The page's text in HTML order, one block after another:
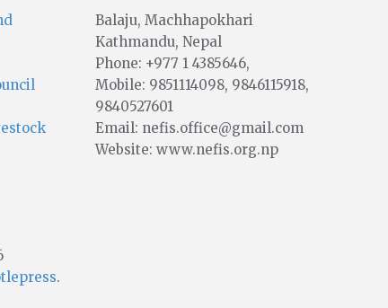
Balaju, Machhapokhari
Kathmandu, Nepal
Phone: +977 1 4385646,
Mobile: 9851114098, 9846115918,
9840527601
Email: nefis.office@gmail.com
Website: www.nefis.org.np
.